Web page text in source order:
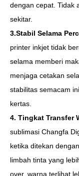
dengan cepat. Tidak
sekitar.
3.Stabil Selama
printer inkjet tidak
selama memberi
menjaga cetakan
stabilitas semacam
kertas.
4. Tingkat Transfer
sublimasi Changfa
ketika ditekan
limbah tinta yang
over, warna terlihat